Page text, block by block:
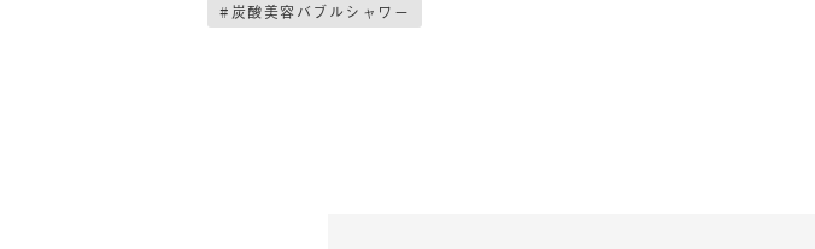
#炭酸美容バブルシャワー